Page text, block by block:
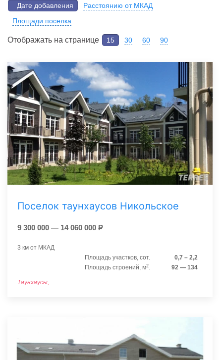
Дате добавления
Расстоянию от МКАД
Площади поселка
Отображать на странице 15 30 60 90
Поселок таунхаусов Никольское
9 300 000 — 14 060 000 Р
3 км от МКАД
Площадь участков, сот.
0,7 – 2,2
Площадь строений, м2. 92 — 134
Таунхаусы,